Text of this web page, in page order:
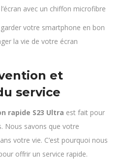
avec un chiffon microfibre
votre smartphone en bon
la vie de votre écran
et
service
rapide S23 Ultra est fait pour
Nous savons que votre
votre vie. C’est pourquoi nous
offrir un service rapide.